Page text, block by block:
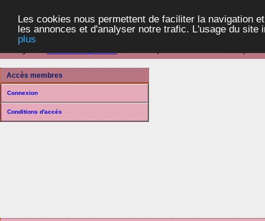
Les cookies nous permettent de faciliter la navigation
les annonces et d'analyser notre trafic. L'usage du
plus
Accès membres
Connexion
Conditions d'accès